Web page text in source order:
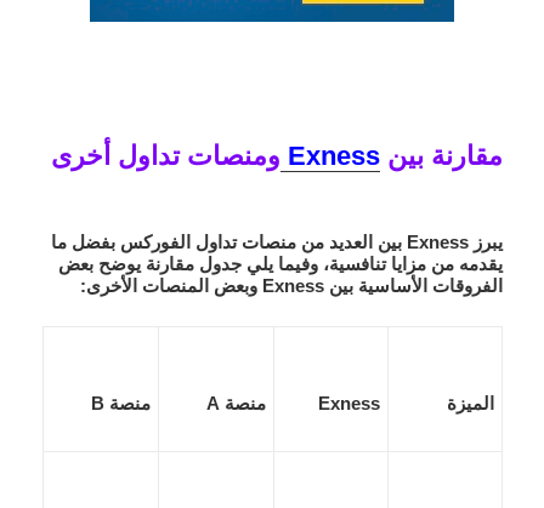
مقارنة بينExness ومنصات تداول أخرى
يبرزExness بين العديد من منصات تداول الفوركس بفضل ما
يقدمه من مزايا تنافسية، وفيما يلي جدول مقارنة يوضح بعض
الفروقات الأساسية بين Exness وبعض المنصات الأخرى:
الميزة Exness منصة A منصة B